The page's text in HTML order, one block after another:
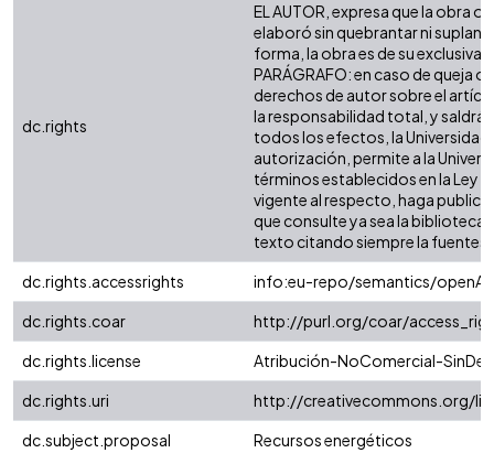
dc.rights
EL AUTOR, expresa que la obra
elaboró sin quebrantar ni
forma, la obra es de su
PARÁGRAFO: en caso de queja
derechos de autor sobre el
la responsabilidad total, y saldrá
todos los efectos, la
autorización, permite a la
términos establecidos en la Ley
vigente al respecto, haga
que consulte ya sea la
texto citando siempre la
dc.rights.accessrights
info:eu-repo/semantics/
dc.rights.coar
http://purl.org/coar/
dc.rights.license
Atribución-NoComercial-
dc.rights.uri
http://creativecommons.org/
dc.subject.proposal
Recursos energéticos